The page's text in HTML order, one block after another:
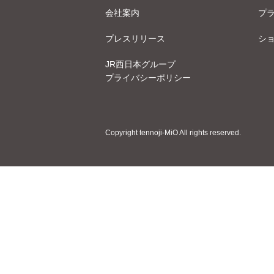
会社案内 プ
プレスリリース シ
JR西日本グループ
プライバシーポリシー
Copyright tennoji-MiO All rights reserved.